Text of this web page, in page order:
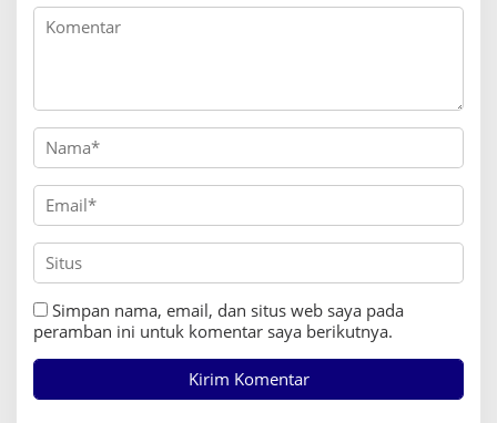
s
Simpan nama, email, dan situs web saya pada
peramban ini untuk komentar saya berikutnya.